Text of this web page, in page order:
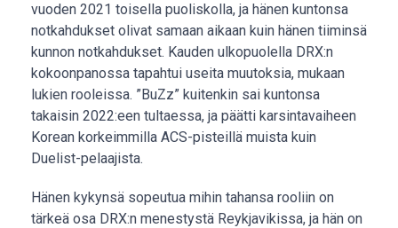
vuoden 2021 toisella puoliskolla, ja hänen kuntonsa
notkahdukset olivat samaan aikaan kuin hänen tiiminsä
kunnon notkahdukset. Kauden ulkopuolella DRX:n
kokoonpanossa tapahtui useita muutoksia, mukaan
lukien rooleissa. ”BuZz” kuitenkin sai kuntonsa
takaisin 2022:een tultaessa, ja päätti karsintavaiheen
Korean korkeimmilla ACS-pisteillä muista kuin
Duelist-pelaajista.
Hänen kykynsä sopeutua mihin tahansa rooliin on
tärkeä osa DRX:n menestystä Reykjavikissa, ja hän on